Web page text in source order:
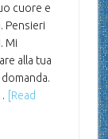
cuore e
Pensieri
Mi
alla tua
[Read